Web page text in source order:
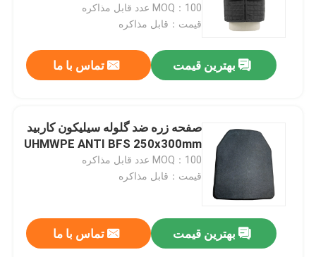
MOQ：100 عدد قابل مذاکره
قیمت：قابل مذاکره
بهترین قیمت تماس با ما
صفحه زره ضد گلوله سیلیکون کاربید
UHMWPE ANTI BFS 250x300mm
MOQ：100 عدد قابل مذاکره
قیمت：قابل مذاکره
بهترین قیمت تماس با ما